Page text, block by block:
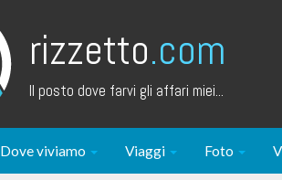
rizzetto.com
Il posto dove farvi gli affari miei...
Dove viviamo Viaggi Foto